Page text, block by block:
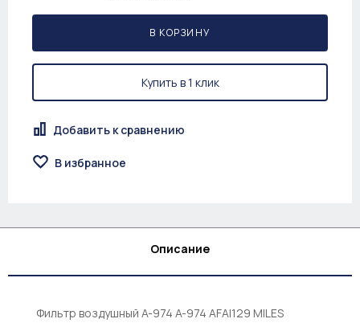
В КОРЗИНУ
Купить в 1 клик
Добавить к сравнению
В избранное
Описание
Фильтр воздушный A-974 A-974 AFAI129 MILES